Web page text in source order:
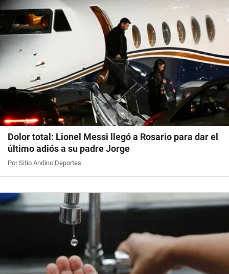
Dolor total: Lionel Messi llegó a Rosario para dar el
último adiós a su padre Jorge
Por Sitio Andino Deportes